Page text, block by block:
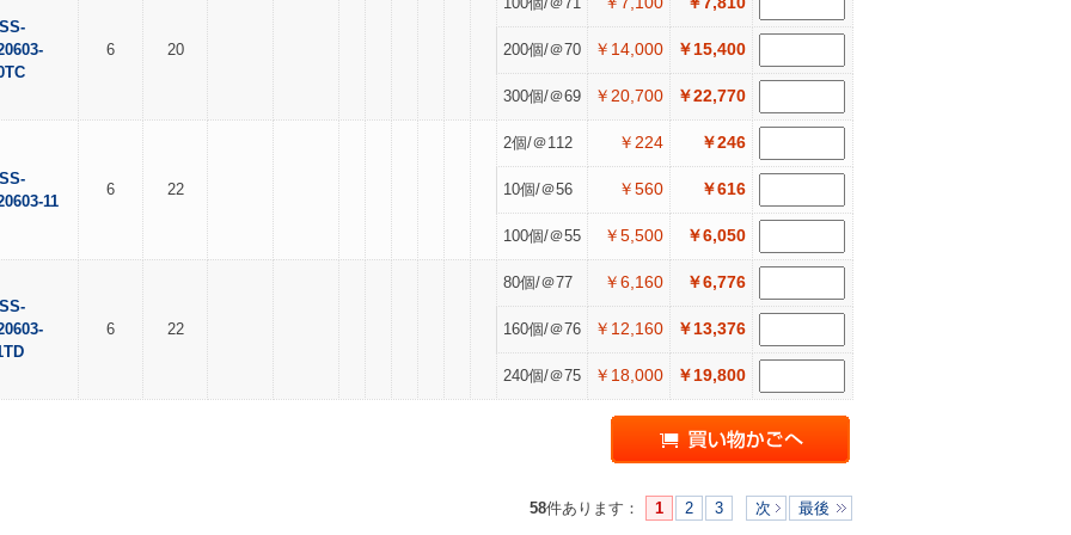
6 20 200個/＠70 ￥14,000 ￥15,400
300個/＠69 ￥20,700 ￥22,770
11
6 22
2個/＠112 ￥224 ￥246
10個/＠56 ￥560 ￥616
100個/＠55 ￥5,500 ￥6,050
6 22
80個/＠77 ￥6,160 ￥6,776
160個/＠76 ￥12,160 ￥13,376
240個/＠75 ￥18,000 ￥19,800
58件あります ： 1 2 3 次 最後